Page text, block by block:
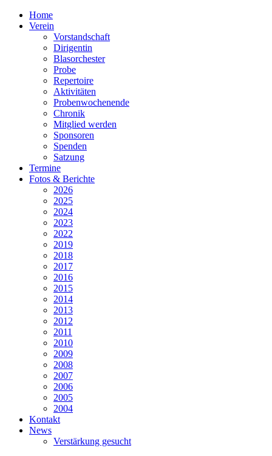
Home
Verein
Vorstandschaft
Dirigentin
Blasorchester
Probe
Repertoire
Aktivitäten
Probenwochenende
Chronik
Mitglied werden
Sponsoren
Spenden
Satzung
Termine
Fotos & Berichte
2026
2025
2024
2023
2022
2019
2018
2017
2016
2015
2014
2013
2012
2011
2010
2009
2008
2007
2006
2005
2004
Kontakt
News
Verstärkung gesucht